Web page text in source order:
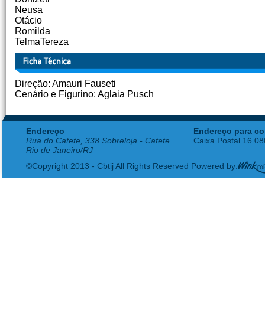
Neusa
Otácio
Romilda
TelmaTereza
Direção: Amauri Fauseti
Cenário e Figurino: Aglaia Pusch
Endereço
Rua do Catete, 338 Sobreloja - Catete
Rio de Janeiro/RJ
Endereço para
Caixa Postal
©Copyright 2013 - Cbtij All Rights Reserved Powered by: